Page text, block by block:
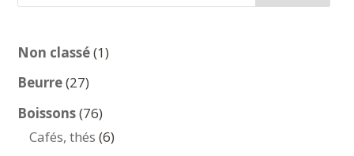
Non classé 11
Beurre 2727
produits
Boissons 7676
produits
Cafés, thés 66